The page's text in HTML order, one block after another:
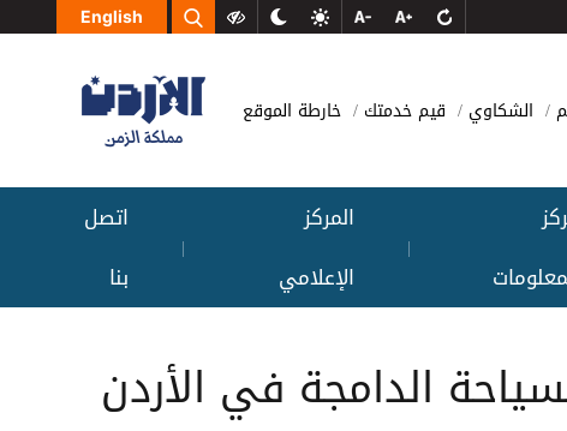
English
الشكاوي قيم خدمتك خارطة الموقع
|
المركز
الإعلامي
|
اتصل
بنا
الدامجة في الأردن